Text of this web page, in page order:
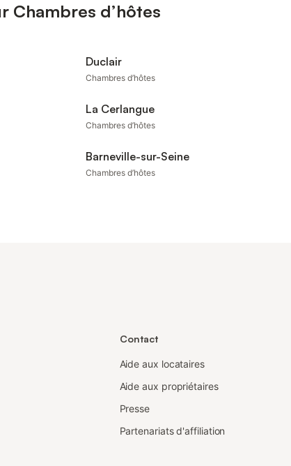
Chambres d’hôtes
Duclair
Chambres d’hôtes
La Cerlangue
Chambres d’hôtes
Barneville-sur-Seine
Chambres d’hôtes
Contact
Aide aux locataires
Aide aux propriétaires
Presse
Partenariats d'affiliation